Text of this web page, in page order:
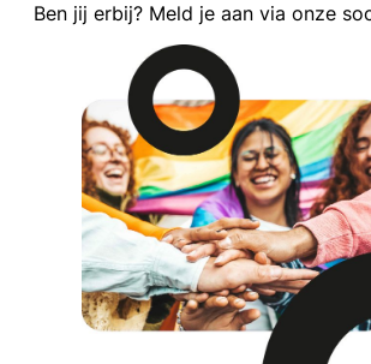
Ben jij erbij? Meld je aan via onze